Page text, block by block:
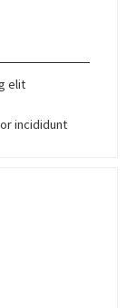
elit
incididunt